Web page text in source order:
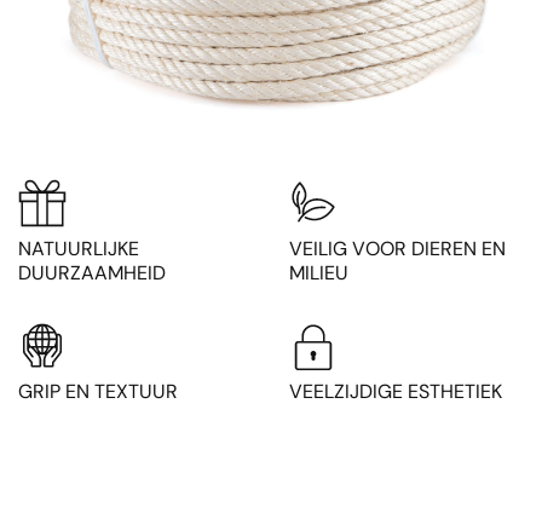
NATUURLIJKE
DUURZAAMHEID
VEILIG VOOR DIEREN EN
MILIEU
GRIP EN TEXTUUR VEELZIJDIGE ESTHETIEK